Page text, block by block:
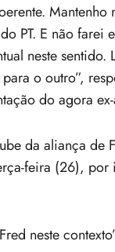
PT. E não farei
neste
o outro”,
do agora
da aliança
feira (26),
neste